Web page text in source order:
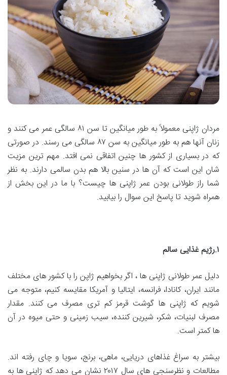
مردان ژاپنی معمولاً به طور میانگین تا سن ۸۱ سالگی عمر می کنند و
زنان آنها هم به طور میانگین به سن ۸۷ سالگی می رسند. در صورتی
که در بسیاری از کشور ها چنین اتفاقی نمی‌ افتد‌. مهم ترین مزیت
شان این است که آن ها در سنین بالا هم بدن سالمی دارند. به نظر
شما راز طولانی بودن عمر ژاپنی ها چیست؟ با ما در این بخش از
همراه شوید تا پاسخ این سوال را بیابید.
۱.رژیم غذایی سالم
دلیل عمر طولانی ژاپنی ها ، اگر بخواهیم ژاپن را با کشور های مختلف
مانند ایران، کانادا، فرانسه، ایتالیا و آمریکا مقایسه کنیم، متوجه می‌
شویم که ژاپنی ها گوشت قرمز کم تری مصرف می‌ کنند. مقدار
مصرف لبنیات، شکر، شیرین کننده، سیب زمینی و حتی میوه در آن
ها کمتر است.
بیشتر به سراغ غذاهای دریایی، ماهی، برنج، سویا و چای رفته اند.
مطالعات و نظرسنجی‌ های سال ۲۰۱۷ نشان می دهد که ژاپنی ها به